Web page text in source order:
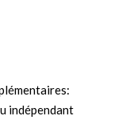
indépendant